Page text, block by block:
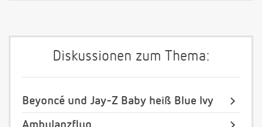
Diskussionen zum Thema:
Beyoncé und Jay-Z Baby heiß Blue Ivy